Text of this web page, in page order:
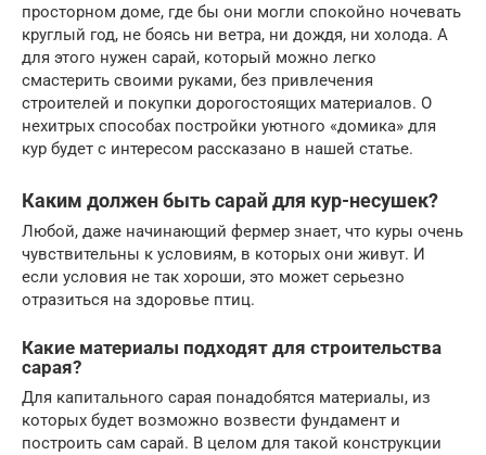
просторном доме, где бы они могли спокойно ночевать
круглый год, не боясь ни ветра, ни дождя, ни холода. А
для этого нужен сарай, который можно легко
смастерить своими руками, без привлечения
строителей и покупки дорогостоящих материалов. О
нехитрых способах постройки уютного «домика» для
кур будет с интересом рассказано в нашей статье.
Каким должен быть сарай для кур-несушек?
Любой, даже начинающий фермер знает, что куры очень
чувствительны к условиям, в которых они живут. И
если условия не так хороши, это может серьезно
отразиться на здоровье птиц.
Какие материалы подходят для строительства
сарая?
Для капитального сарая понадобятся материалы, из
которых будет возможно возвести фундамент и
построить сам сарай. В целом для такой конструкции